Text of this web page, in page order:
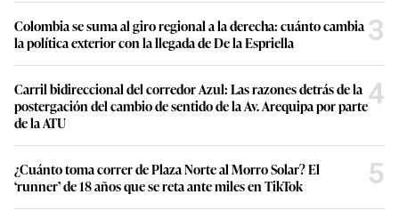
Colombia se suma al giro regional a la derecha: cuánto cambia
la política exterior con la llegada de De la Espriella
3
Carril bidireccional del corredor Azul: Las razones detrás de la
postergación del cambio de sentido de la Av. Arequipa por parte
de la ATU
4
¿Cuánto toma correr de Plaza Norte al Morro Solar? El
‘runner’ de 18 años que se reta ante miles en TikTok
5